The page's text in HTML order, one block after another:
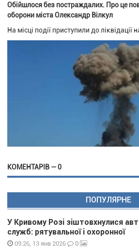
Обійшлося без постраждалих. Про це
оборони міста Олександр Вілкул
На місці події приступили до ліквідації
КОМЕНТАРІВ — 0
ПОПУЛЯРНЕ
У Кривому Розі зіштовхнулися
служб: рятувальної і охоронної
09:26, 13 янв 2026 0